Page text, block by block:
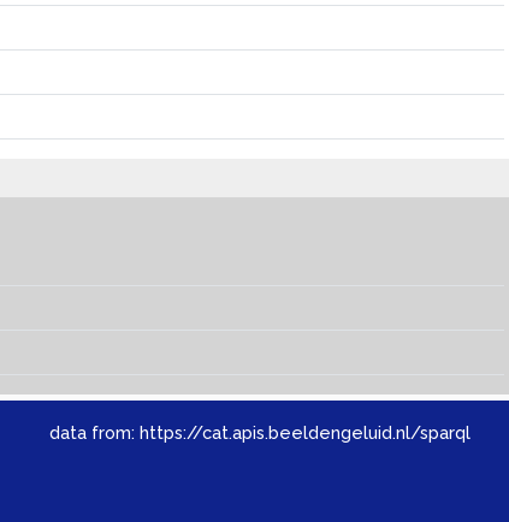
data from: https://cat.apis.beeldengeluid.nl/sparql